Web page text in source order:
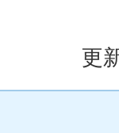
更